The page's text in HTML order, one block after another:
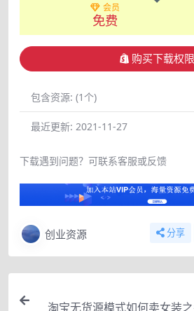
会员
免费
购买下载权限
包含资源: (1个)
最近更新: 2021-11-27
下载遇到问题？可联系客服或反馈
创业资源 分享
淘宝无货源模式如何卖女装